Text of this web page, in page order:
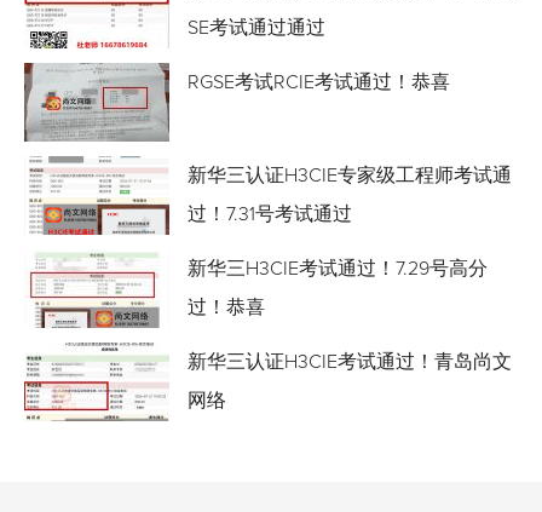
SE考试通过通过
RGSE考试RCIE考试通过！恭喜
新华三认证H3CIE专家级工程师考试通
过！7.31号考试通过
新华三H3CIE考试通过！7.29号高分
过！恭喜
新华三认证H3CIE考试通过！青岛尚文
网络